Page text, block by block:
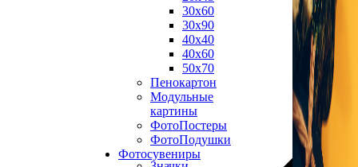
30х60
30х90
40х40
40х60
50х70
Пенокартон
Модульные
картины
ФотоПостеры
ФотоПодушки
Фотоcувениры